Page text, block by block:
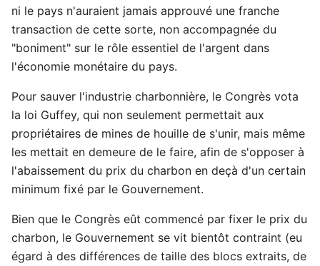
ni le pays n'auraient jamais approuvé une franche
transaction de cette sorte, non accompagnée du
"boniment" sur le rôle essentiel de l'argent dans
l'économie monétaire du pays.
Pour sauver l'industrie charbonnière, le Congrès vota
la loi Guffey, qui non seulement permettait aux
propriétaires de mines de houille de s'unir, mais même
les mettait en demeure de le faire, afin de s'opposer à
l'abaissement du prix du charbon en deçà d'un certain
minimum fixé par le Gouvernement.
Bien que le Congrès eût commencé par fixer le prix du
charbon, le Gouvernement se vit bientôt contraint (eu
égard à des différences de taille des blocs extraits, de